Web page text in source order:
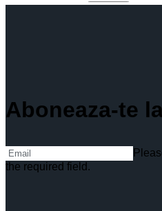
Aboneaza-te
the required field.